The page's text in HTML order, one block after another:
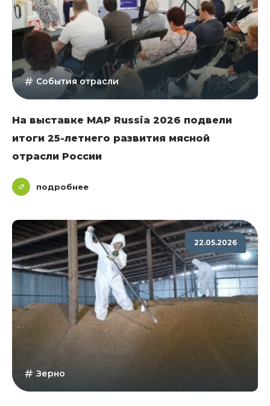
События отрасли
На выставке MAP Russia 2026 подвели
итоги 25-летнего развития мясной
отрасли России
подробнее
22.05.2026
Зерно